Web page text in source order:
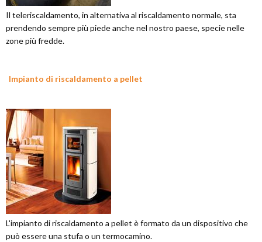
Il teleriscaldamento, in alternativa al riscaldamento normale, sta
prendendo sempre più piede anche nel nostro paese, specie nelle
zone più fredde.
Impianto di riscaldamento a pellet
L'impianto di riscaldamento a pellet è formato da un dispositivo che
può essere una stufa o un termocamino.